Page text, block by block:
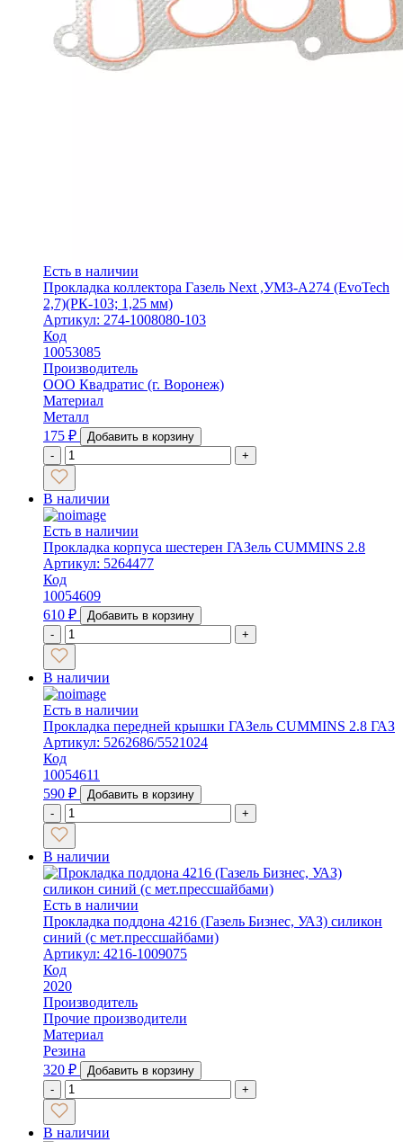
Есть в наличии
Прокладка коллектора Газель Next ,УМЗ-А274 (EvoTech
2,7)(РК-103; 1,25 мм)
Артикул: 274-1008080-103
Код
10053085
Производитель
ООО Квадратис (г. Воронеж)
Материал
Металл
175 ₽
Добавить в корзину
-
+
В наличии
Есть в наличии
Прокладка корпуса шестерен ГАЗель CUMMINS 2.8
Артикул: 5264477
Код
10054609
610 ₽
Добавить в корзину
-
+
В наличии
Есть в наличии
Прокладка передней крышки ГАЗель CUMMINS 2.8 ГАЗ
Артикул: 5262686/5521024
Код
10054611
590 ₽
Добавить в корзину
-
+
В наличии
Есть в наличии
Прокладка поддона 4216 (Газель Бизнес, УАЗ) силикон
синий (с мет.прессшайбами)
Артикул: 4216-1009075
Код
2020
Производитель
Прочие производители
Материал
Резина
320 ₽
Добавить в корзину
-
+
В наличии